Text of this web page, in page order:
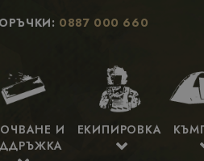
0887 000 660
И
ЕКИПИРОВКА